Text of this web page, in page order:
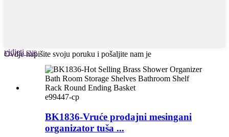
Ovdje napišite svoju poruku i pošaljite nam je
vidjeti sve
e99447-cp
BK1836-Vruće prodajni mesingani
organizator tuša ...